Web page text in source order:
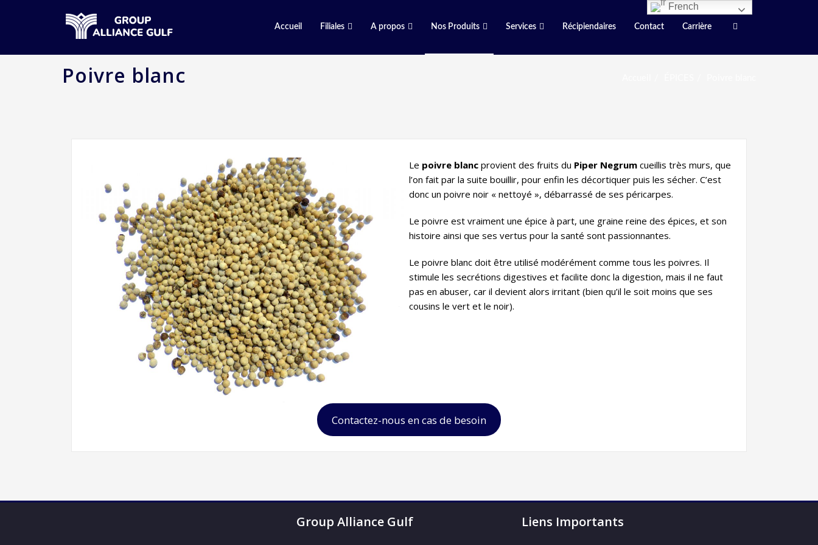
Accueil Filiales A propos Nos Produits Services Récipiendaires Contact Carrière
Poivre blanc
Le poivre blanc provient des fruits du Piper Negrum cueillis très murs, que
l’on fait par la suite bouillir, pour enfin les décortiquer puis les sécher. C’est
donc un poivre noir « nettoyé », débarrassé de ses péricarpes.
Le poivre est vraiment une épice à part, une graine reine des épices, et son
histoire ainsi que ses vertus pour la santé sont passionnantes.
Le poivre blanc doit être utilisé modérément comme tous les poivres. Il
stimule les secrétions digestives et facilite donc la digestion, mais il ne faut
pas en abuser, car il devient alors irritant (bien qu’il le soit moins que ses
cousins le vert et le noir).
Contactez-nous en cas de besoin
Group Alliance Gulf Liens Importants
French